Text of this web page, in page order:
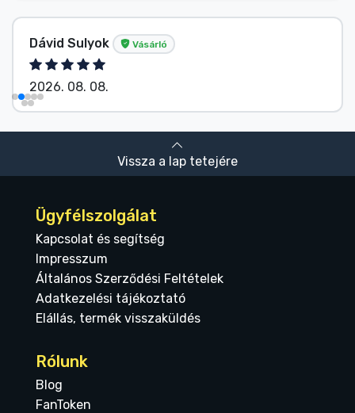
Dávid Sulyok Vásárló
2026. 08. 08.
Vissza a lap tetejére
Ügyfélszolgálat
Kapcsolat és segítség
Impresszum
Általános Szerződési Feltételek
Adatkezelési tájékoztató
Elállás, termék visszaküldés
Rólunk
Blog
FanToken